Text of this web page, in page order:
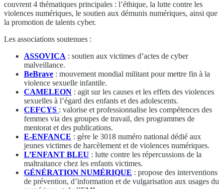
couvrent 4 thématiques principales : l’éthique, la lutte contre les
violences numériques, le soutien aux démunis numériques, ainsi que
la promotion de talents cyber.
Les associations soutenues :
ASSOVICA : soutien aux victimes d’actes de cyber
malveillance.
BeBrave : mouvement mondial militant pour mettre fin à la
violence sexuelle infantile.
CAMELEON : agit sur les causes et les effets des violences
sexuelles à l’égard des enfants et des adolescents.
CEFCYS : valorise et professionnalise les compétences des
femmes via des groupes de travail, des programmes de
mentorat et des publications.
E-ENFANCE : gère le 3018 numéro national dédié aux
jeunes victimes de harcèlement et de violences numériques.
L’ENFANT BLEU : lutte contre les répercussions de la
maltraitance chez les enfants victimes.
GÉNÉRATION NUMÉRIQUE : propose des interventions
de prévention, d’information et de vulgarisation aux usages du